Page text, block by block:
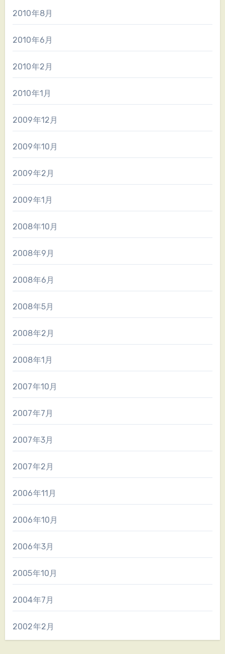
2010年8月
2010年6月
2010年2月
2010年1月
2009年12月
2009年10月
2009年2月
2009年1月
2008年10月
2008年9月
2008年6月
2008年5月
2008年2月
2008年1月
2007年10月
2007年7月
2007年3月
2007年2月
2006年11月
2006年10月
2006年3月
2005年10月
2004年7月
2002年2月